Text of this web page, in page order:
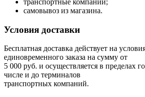
транспортные компании;
самовывоз из магазина.
Условия доставки
Бесплатная доставка действует на
единовременного заказа на сумму от
5 000 руб. и осуществляется в пределах
числе и до терминалов
транспортных компаний.